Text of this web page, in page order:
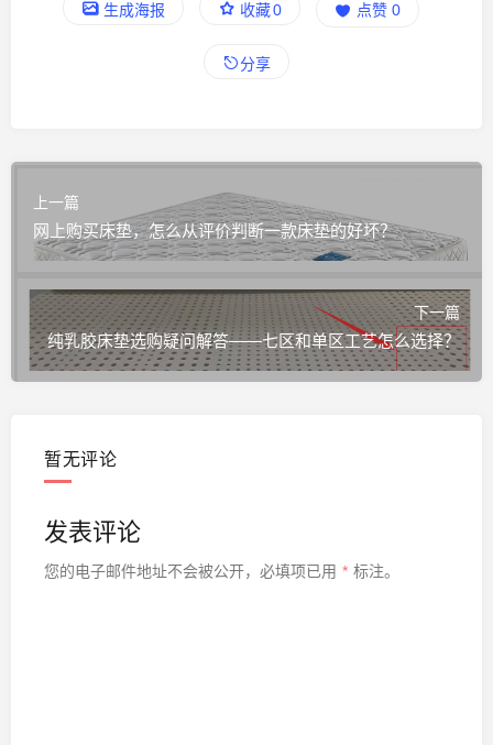
生成海报 收藏0 点赞 0
分享
上一篇
网上购买床垫，怎么从评价判断一款床垫的好坏？
下一篇
纯乳胶床垫选购疑问解答——七区和单区工艺怎么选择？
暂无评论
发表评论
您的电子邮件地址不会被公开， 必填项已用 * 标注。